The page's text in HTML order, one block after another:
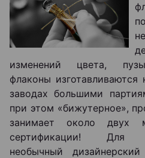
изменений цвета,
флаконы изготавливаются
заводах большими
при этом «бижутерное»,
занимает около двух
сертификации! Для
необычный